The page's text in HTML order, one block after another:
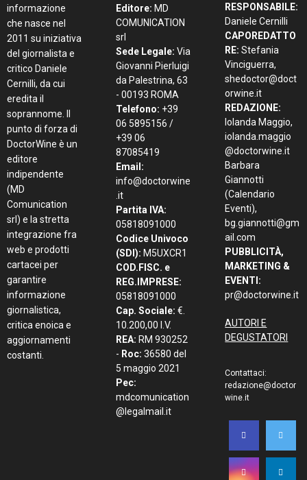
informazione
che nasce nel
2011 su iniziativa
del giornalista e
critico Daniele
Cernilli, da cui
eredita il
soprannome. Il
punto di forza di
DoctorWine è un
editore
indipendente
(MD
Comunication
srl) e la stretta
integrazione fra
web e prodotti
cartacei per
garantire
informazione
giornalistica,
critica enoica e
aggiornamenti
costanti.
Editore: MD
COMUNICATION
srl
Sede Legale: Via
Giovanni Pierluigi
da Palestrina, 63
- 00193 ROMA
Telefono: +39
06 5895156 /
+39 06
87085419
Email:
info@doctorwine
.it
Partita IVA:
05818091000
Codice Univoco
(SDI): M5UXCR1
COD.FISC. e
REG.IMPRESE:
05818091000
Cap. Sociale: €.
10.200,00 I.V.
REA: RM 930252
- Roc: 36580 del
5 maggio 2021
Pec:
mdcomunication
@legalmail.it
RESPONSABILE:
Daniele Cernilli
CAPOREDATTO
RE: Stefania
Vinciguerra,
shedoctor@doct
orwine.it
REDAZIONE:
Iolanda Maggio,
iolanda.maggio
@doctorwine.it
Barbara
Giannotti
(Calendario
Eventi),
bg.giannotti@gm
ail.com
PUBBLICITÀ,
MARKETING &
EVENTI:
pr@doctorwine.it
AUTORI E
DEGUSTATORI
Contattaci:
redazione@doctor
wine.it